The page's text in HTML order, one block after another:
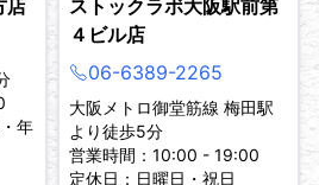
店
年
ストックラボ大阪駅前第
４ビル店
06-6389-2265
大阪メトロ御堂筋線 梅田駅
より徒歩5分
営業時間：10:00 - 19:00
定休日：日曜日・祝日